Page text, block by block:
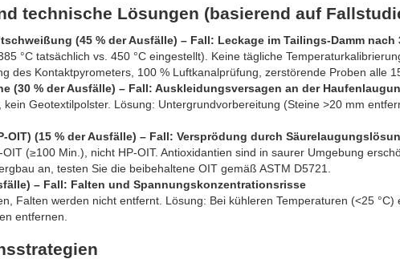
technische Lösungen (basierend auf
(45 % der Ausfälle) – Fall: Leckage im Tailings-Damm nach
°C tatsächlich vs. 450 °C eingestellt). Keine tägliche
des Kontaktpyrometers, 100 % Luftkanalprüfung, zerstörende Proben alle
​​(30 % der Ausfälle) – Fall: Auskleidungsversagen an der
Geotextilpolster. Lösung: Untergrundvorbereitung (Steine ​​>20 mm
OIT) (15 % der Ausfälle) – Fall: Versprödung durch
(≥100 Min.), nicht HP-OIT. Antioxidantien sind in saurer Umgebung
an, testen Sie die beibehaltene OIT gemäß ASTM D5721.
– Fall: Falten und Spannungskonzentrationsrisse
Falten werden nicht entfernt. Lösung: Bei kühleren Temperaturen (<25 °C)
entfernen.